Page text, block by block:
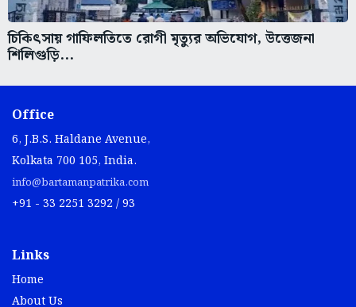
চিকিৎসায় গাফিলতিতে রোগী মৃত্যুর অভিযোগ, উত্তেজনা
শিলিগুড়ি...
Office
6, J.B.S. Haldane Avenue,
Kolkata 700 105, India.
info@bartamanpatrika.com
+91 - 33 2251 3292 / 93
Links
Home
About Us